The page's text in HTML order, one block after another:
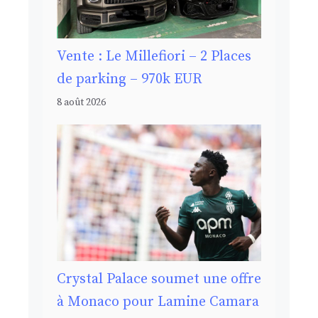
Vente : Le Millefiori – 2 Places
de parking – 970k EUR
8 août 2026
Crystal Palace soumet une offre
à Monaco pour Lamine Camara